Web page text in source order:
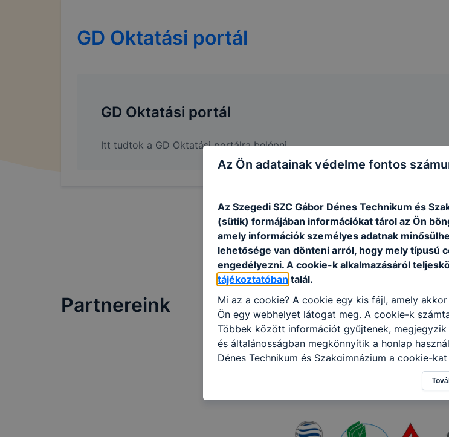
GD Oktatási portál
GD Oktatási portál
Itt tudtok a GD Oktatási portálra belépni.
Partnereink
Az Ön adatainak védelme fontos
Az Szegedi SZC Gábor Dénes Technikum és
(sütik) formájában információkat tárol az Ön
amely információk személyes adatnak
lehetősége van dönteni arról, hogy mely típusú
engedélyezni. A cookie-k alkalmazásáról
tájékoztatóban talál.
Mi az a cookie? A cookie egy kis fájl, amely
Ön egy webhelyet látogat meg. A cookie-k
Többek között információt gyűjtenek,
és általánosságban megkönnyítik a honlap
Dénes Technikum és Szakgimnázium a cookie-
használja: információ gyűjtése azzal
honlapot -annak felmérésével, hogy a honlap
használja leginkább, így megtudhatjuk, hogyan
Hogyan ellenőrizheti és hogyan tudja